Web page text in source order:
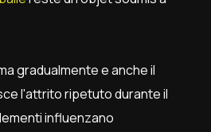
gradualmente e anche il
l'attrito ripetuto durante il
influenzano